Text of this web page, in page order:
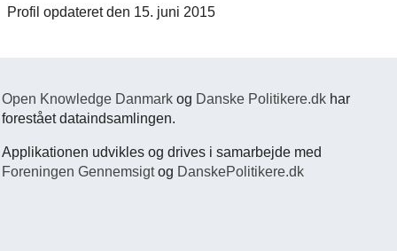
Profil opdateret den 15. juni 2015
Open Knowledge Danmark og Danske Politikere.dk har
forestået dataindsamlingen.
Applikationen udvikles og drives i samarbejde med
Foreningen Gennemsigtog DanskePolitikere.dk